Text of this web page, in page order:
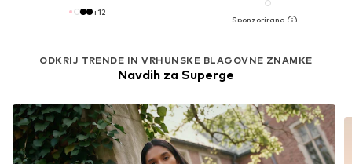
+12
ODKRIJ TRENDE IN VRHUNSKE BLAGOVNE ZNAMKE
Navdih za Superge